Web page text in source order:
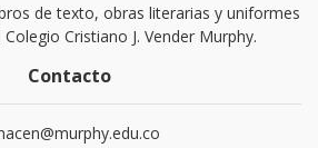
de texto, obras literarias y uniformes
Cristiano J. Vender Murphy.
Contacto